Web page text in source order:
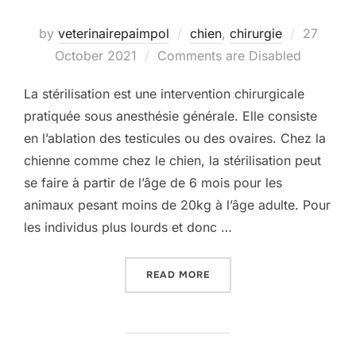
by veterinairepaimpol chien, chirurgie
Posted
27
October 2021
Comments are Disabled
La stérilisation est une intervention chirurgicale
pratiquée sous anesthésie générale. Elle consiste
en l’ablation des testicules ou des ovaires. Chez la
chienne comme chez le chien, la stérilisation peut
se faire à partir de l’âge de 6 mois pour les
animaux pesant moins de 20kg à l’âge adulte. Pour
les individus plus lourds et donc …
READ MORE